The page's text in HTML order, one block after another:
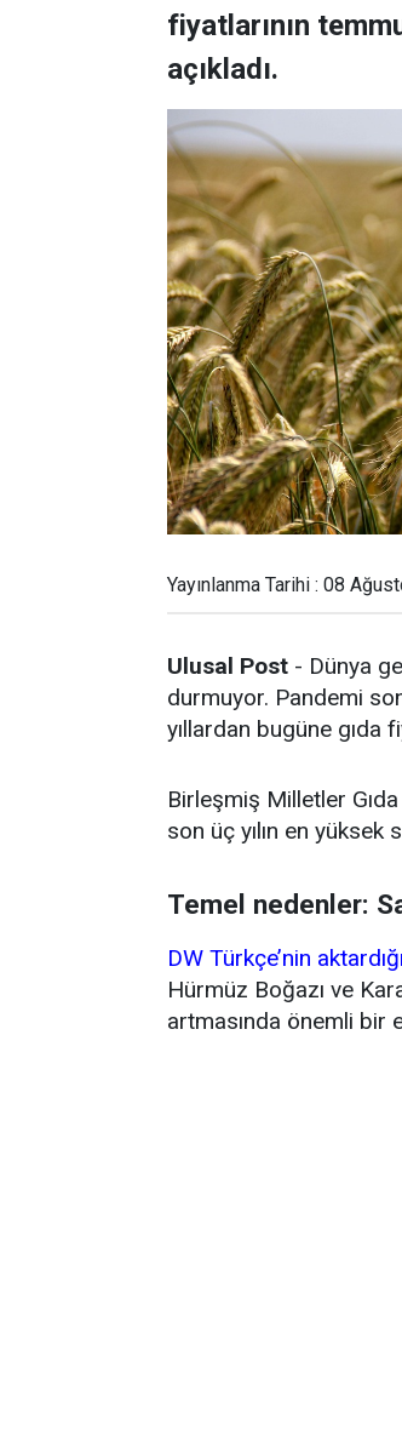
fiyatlarının
açıkladı.
Yayınlanma Tarihi : 08
Ulusal Post - Dünya
durmuyor. Pandemi
yıllardan bugüne gıda
Birleşmiş Milletler
son üç yılın en yüksek
Temel nedenler:
DW Türkçe’nin
Hürmüz Boğazı ve
artmasında önemli bir